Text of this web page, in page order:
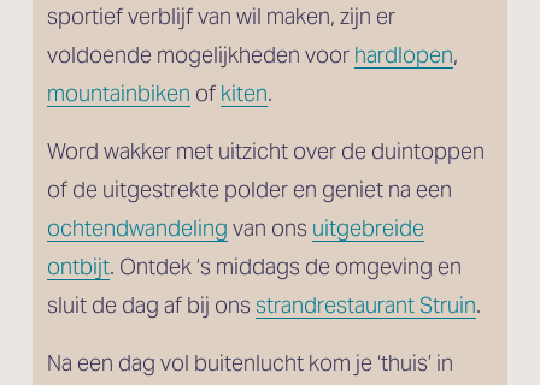
sportief verblijf van wil maken, zijn er
voldoende mogelijkheden voor hardlopen
mountainbiken of kiten.
Word wakker met uitzicht over de duintoppen
ochtendwandeling van ons uitgebreide
ontbijt. Ontdek ’s middags de omgeving en
sluit de dag af bij ons strandrestaurant Struin.
Na een dag vol buitenlucht kom je ‘thuis’ in